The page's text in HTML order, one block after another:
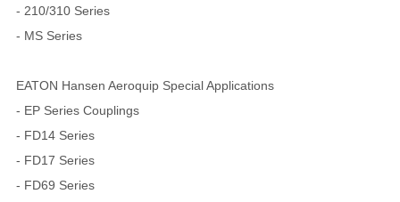
- 210/310 Series
- MS Series
EATON Hansen Aeroquip Special Applications
- EP Series Couplings
- FD14 Series
- FD17 Series
- FD69 Series